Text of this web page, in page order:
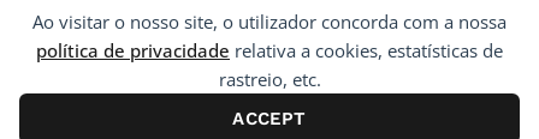
Ao visitar o nosso site, o utilizador concorda com a nossa
política de privacidade relativa a cookies, estatísticas de
rastreio, etc.
ACCEPT
+351 227 845 864 (Chamada para a rede fixa nacional)
geral@monstter.pt
© 2022 Monstter